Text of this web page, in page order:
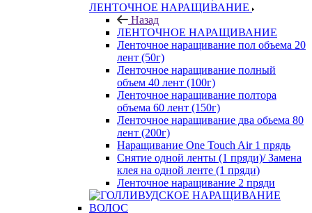
ЛЕНТОЧНОЕ НАРАЩИВАНИЕ
Назад
ЛЕНТОЧНОЕ НАРАЩИВАНИЕ
Ленточное наращивание пол объема 20
лент (50г)
Ленточное наращивание полный
объем 40 лент (100г)
Ленточное наращивание полтора
объема 60 лент (150г)
Ленточное наращивание два обьема 80
лент (200г)
Наращивание One Touch Air 1 прядь
Снятие одной ленты (1 пряди)/ Замена
клея на одной ленте (1 пряди)
Ленточное наращивание 2 пряди